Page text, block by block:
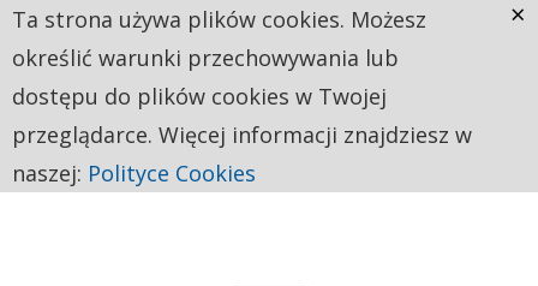
Ta strona używa plików cookies. Możesz
określić warunki przechowywania lub
dostępu do plików cookies w Twojej
przeglądarce. Więcej informacji znajdziesz w
naszej: Polityce Cookies
×